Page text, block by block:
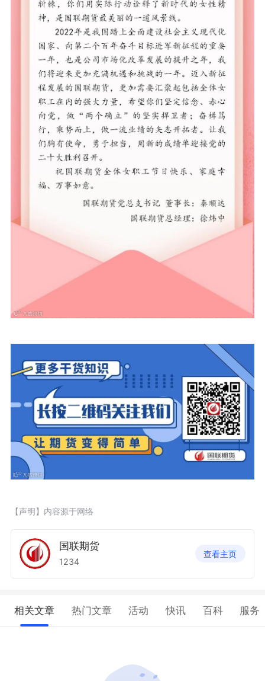
【声明】内容源于网络
国联期货
1234
查看主页
相关文章 热门文章 活动 快讯 百科 服务